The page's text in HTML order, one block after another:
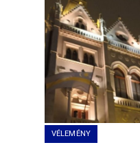
VÉLEMÉNY